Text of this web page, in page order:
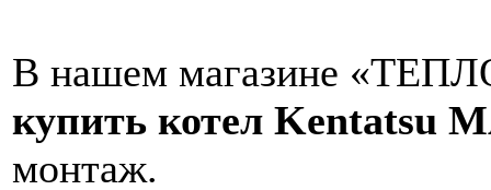
В нашем магазине
купить котел Kentatsu
монтаж.